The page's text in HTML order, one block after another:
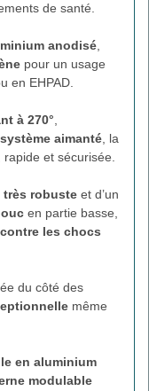
de santé.
anodisé
pour un usage
en EHPAD.
à 270°
système aimanté , la
et sécurisée.
robuste et d’un
en partie basse,
les chocs
du côté des
même
en aluminium
modulable